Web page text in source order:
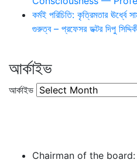
কর্মই পরিচিতি: কৃত্রিমতার ঊর্ধ্বে
গুরুত্ব – প্রফেসর ডক্টর দিপু
আর্কাইভ
আর্কাইভ
Chairman of the